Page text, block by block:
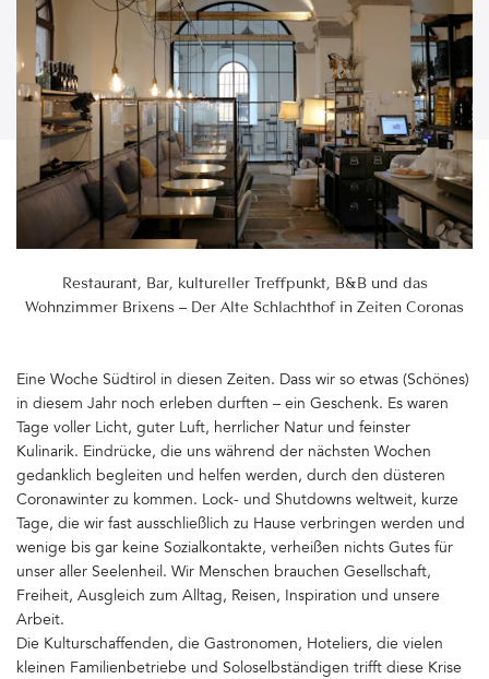
Restaurant, Bar, kultureller Treffpunkt, B&B und das
Wohnzimmer Brixens – Der Alte Schlachthof in Zeiten Coronas
Eine Woche Südtirol in diesen Zeiten. Dass wir so etwas (Schönes)
in diesem Jahr noch erleben durften – ein Geschenk. Es waren
Tage voller Licht, guter Luft, herrlicher Natur und feinster
Kulinarik. Eindrücke, die uns während der nächsten Wochen
gedanklich begleiten und helfen werden, durch den düsteren
Coronawinter zu kommen. Lock- und Shutdowns weltweit, kurze
Tage, die wir fast ausschließlich zu Hause verbringen werden und
wenige bis gar keine Sozialkontakte, verheißen nichts Gutes für
unser aller Seelenheil. Wir Menschen brauchen Gesellschaft,
Freiheit, Ausgleich zum Alltag, Reisen, Inspiration und unsere
Arbeit.
Die Kulturschaffenden, die Gastronomen, Hoteliers, die vielen
kleinen Familienbetriebe und Soloselbständigen trifft diese Krise